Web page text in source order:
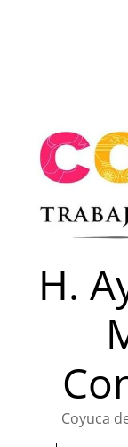
H.
Coyuca